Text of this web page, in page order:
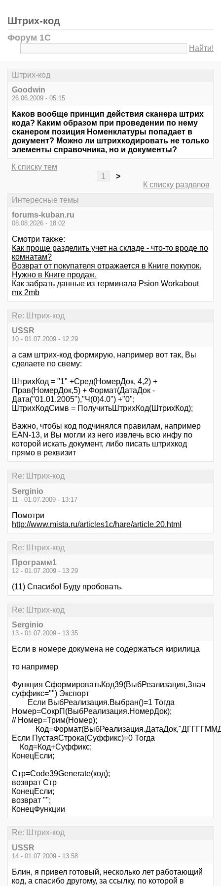
Штрих-код
Форум 1С
Найти!
Штрих-код
Goodwin
26.06.2009 - 05:15
Каков вообще принцип действия сканера штрих
кода? Каким образом при проведении по нему
сканером позиция Номенклатуры попадает в
документ? Можно ли штрихкодировать не только
элементы справочника, но и документы?
К списку тем
1
>
К списку разделов
Интересные темы
forums-kuban.ru
08.08.2026 - 18:02
Смотри также:
Как проще разделить учет на складе - что-то вроде по
комнатам?
Возврат от покупателя отражается в Книге покупок.
Нужно в Книге продаж.
Как забрать данные из терминала Psion Workabout
mx 2mb
Re: Штрих-код
USSR
10 - 01.07.2009 - 12:29
а сам штрих-код формирую, например вот так, Вы
сделаете по свему:
ШтрихКод = "1" +Сред(НомерДок, 4,2) +
Прав(НомерДок,5) + Формат(ДатаДок -
Дата("01.01.2005"),"Ч(0)4.0") +"0";
ШтрихКодСимв = ПолучитьШтрихКод(ШтрихКод);
Важно, чтобы код подчинялся правилам, например
EAN-13, и Вы могли из него извлечь всю инфу по
которой искать документ, либо писать штрихкод
прямо в реквизит
Re: Штрих-код
Serginio
11 - 01.07.2009 - 13:17
Помотри
http://www.mista.ru/articles1c/hare/article.20.html
Re: Штрих-код
Программ1
12 - 01.07.2009 - 13:29
(11) Спасибо! Буду пробовать.
Re: Штрих-код
Serginio
13 - 01.07.2009 - 13:35
Если в номере докумена не содержаться кирилица
то например
Функция СформироватьКод39(ВыбРеализация,Знач
суффикс="") Экспорт
Если ВыбРеализация.Выбран()=1 Тогда
Номер=СокрП(ВыбРеализация.НомерДок);
// Номер=Трим(Номер);
Если ПустаяСтрока(Суффикс)=0 Тогда
Код=Код+Суффикс;
КонецЕсли;
Стр=Code39Generate(код);
возврат Стр
КонецЕсли;
возврат "";
КонецФункции
Re: Штрих-код
USSR
14 - 01.07.2009 - 13:58
Блин, я привел готовый, несколько лет работающий
код, а спасибо другому, за ссылку, по которой в